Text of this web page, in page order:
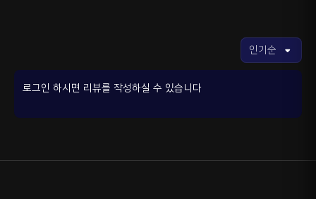
로그인 하시면 리뷰를 작성하실 수 있습니다